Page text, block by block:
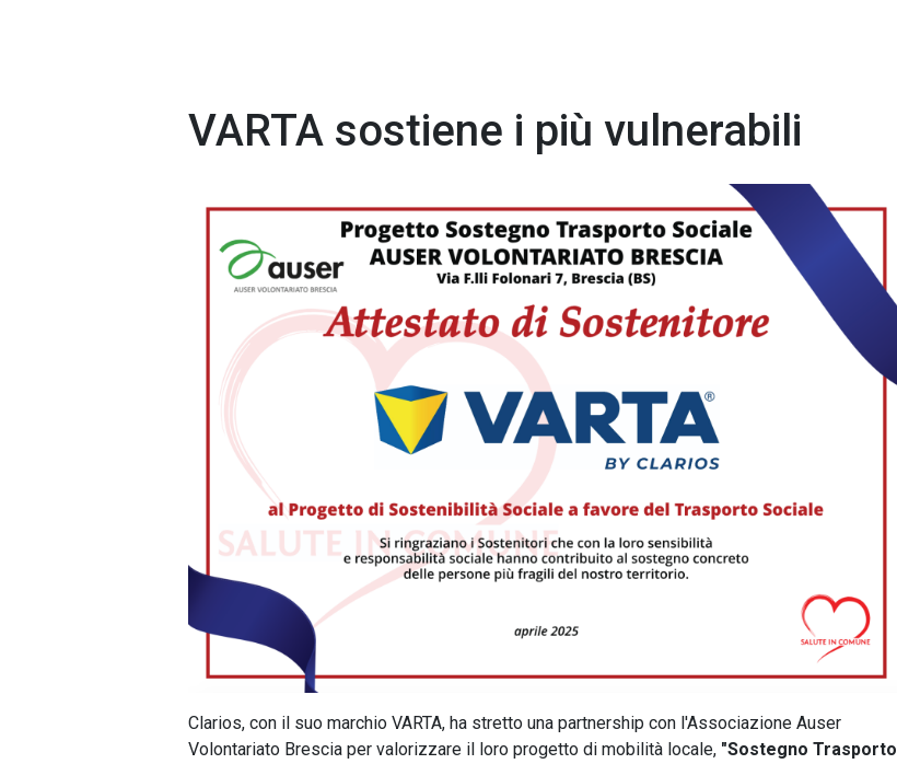
VARTA sostiene i più vulnerabili
Clarios, con il suo marchio VARTA, ha stretto una partnership con l'Associazione Auser
Volontariato Brescia per valorizzare il loro progetto di mobilità locale, "Sostegno Trasporto